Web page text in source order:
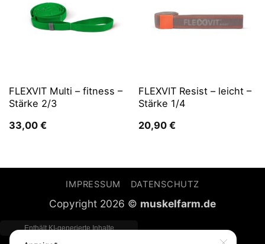
FLEXVIT Multi – fitness –
Stärke 2/3
33,00 €
FLEXVIT Resist – leicht –
Stärke 1/4
20,90 €
IMPRESSUM DATENSCHUTZ
Copyright 2026 © muskelfarm.de